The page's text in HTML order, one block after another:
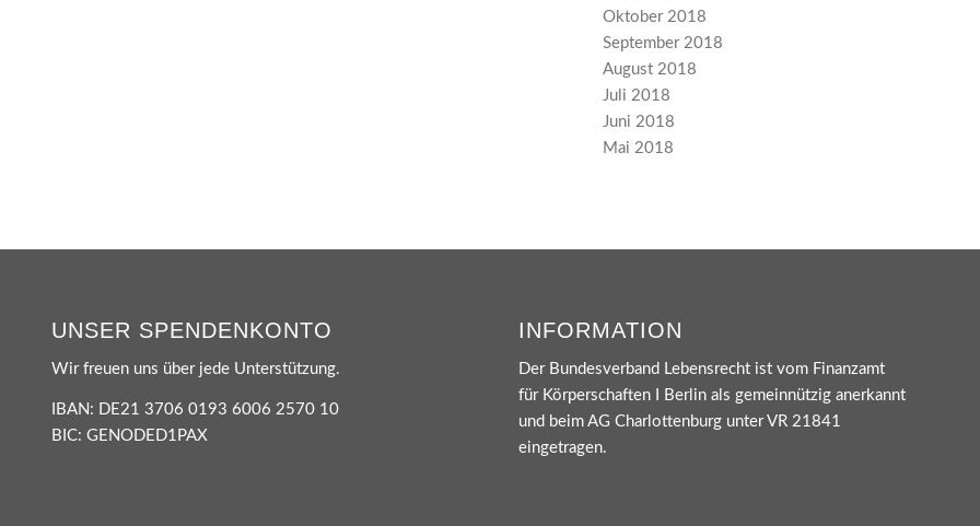
Oktober 2018
September 2018
August 2018
Juli 2018
Juni 2018
Mai 2018
UNSER SPENDENKONTO
Wir freuen uns über jede Unterstützung.
IBAN: DE21 3706 0193 6006 2570 10
BIC: GENODED1PAX
INFORMATION
Der Bundesverband Lebensrecht ist vom Finanzamt
für Körperschaften I Berlin als gemeinnützig anerkannt
und beim AG Charlottenburg unter VR 21841
eingetragen.